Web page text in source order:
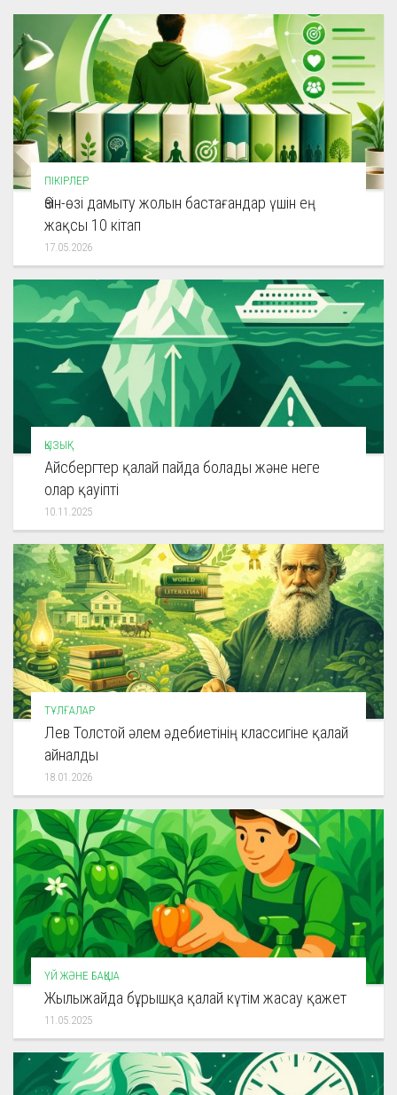
ПІКІРЛЕР
Өзін-өзі дамыту жолын бастағандар үшін ең
жақсы 10 кітап
17.05.2026
ҚЫЗЫҚ
Айсбергтер қалай пайда болады және неге
олар қауіпті
10.11.2025
ТҰЛҒАЛАР
Лев Толстой әлем әдебиетінің классигіне қалай
айналды
18.01.2026
ҮЙ ЖӘНЕ БАҚША
Жылыжайда бұрышқа қалай күтім жасау қажет
11.05.2025